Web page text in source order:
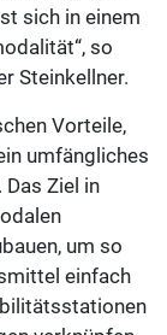
sich in einem
so
Steinkellner.
Vorteile,
umfängliches
Ziel in
um so
einfach